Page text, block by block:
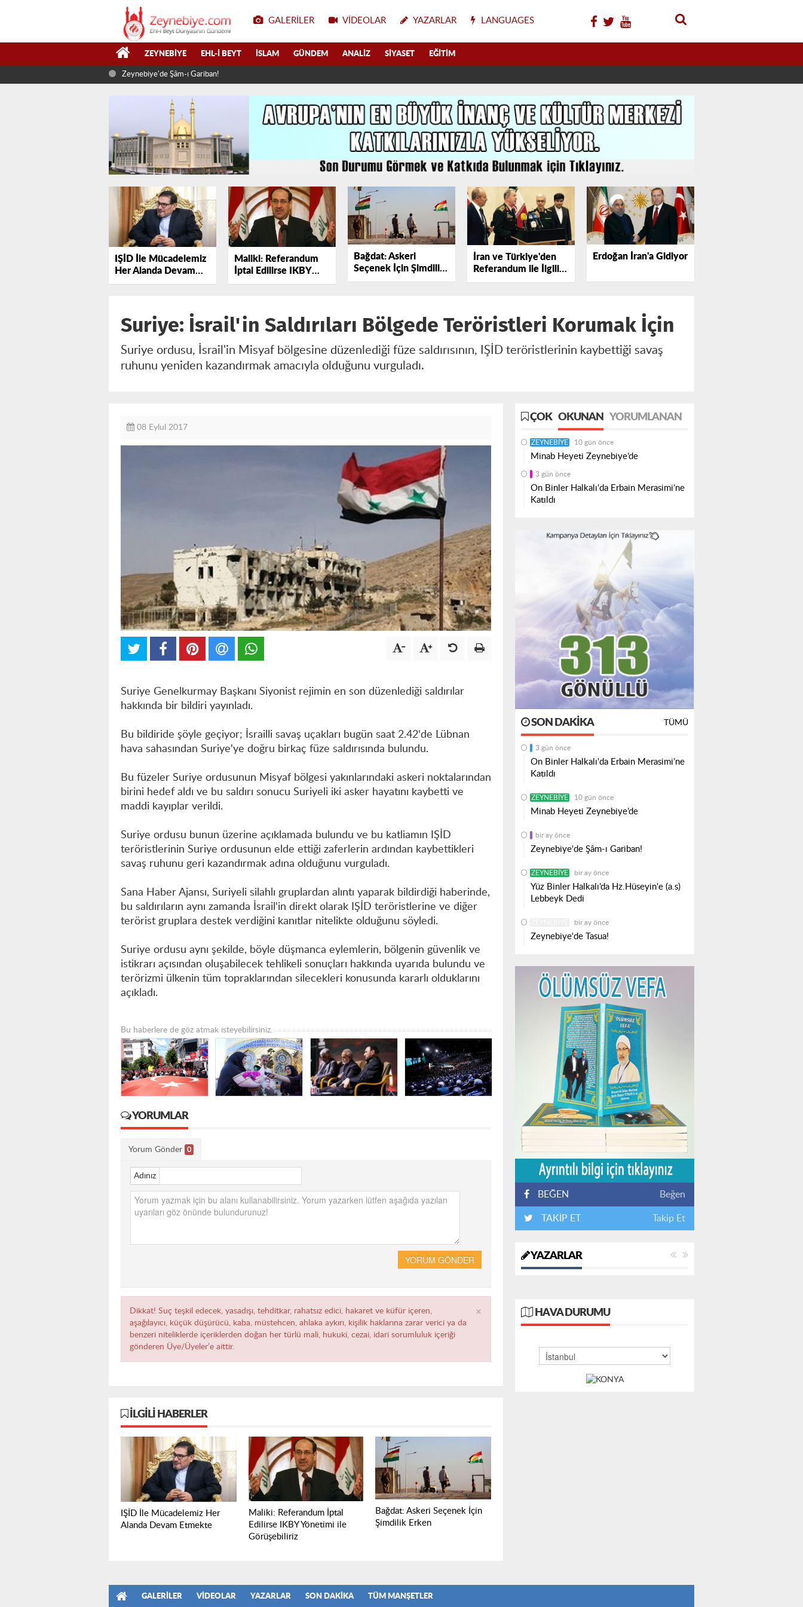
GALERILER VIDEOLAR YAZARLAR LANGUAGES
ZEYNEBIYE EHL-I BEYT İSLAM GÜNDEM ANALIZ SIYASET EĞITIM
Zeynebiye'de Şâm-ı Gariban!
IŞİD İle Mücadelemiz
Her Alanda Devam
Etmekte
Maliki: Referandum
İptal Edilirse IKBY
Yönetimi ile
Bağdat: Askeri
Seçenek İçin Şimdilik
Erken
İran ve Türkiye'den
Referandum ile İlgili
Ortak Açıklama
Erdoğan İran'a Gidiyor
Suriye: İsrail'in Saldırıları Bölgede Teröristleri Korumak İçin
Suriye ordusu, İsrail'in Misyaf bölgesine düzenlediği füze saldırısının, IŞİD teröristlerinin kaybettiği savaş
ruhunu yeniden kazandırmak amacıyla olduğunu vurguladı.
08 Eylul 2017
Suriye Genelkurmay Başkanı Siyonist rejimin en son düzenlediği saldırılar
hakkında bir bildiri yayınladı.
Bu bildiride şöyle geçiyor; İsrailli savaş uçakları bugün saat 2.42'de Lübnan
hava sahasından Suriye'ye doğru birkaç füze saldırısında bulundu.
Bu füzeler Suriye ordusunun Misyaf bölgesi yakınlarındaki askeri noktalarından
birini hedef aldı ve bu saldırı sonucu Suriyeli iki asker hayatını kaybetti ve
maddi kayıplar verildi.
Suriye ordusu bunun üzerine açıklamada bulundu ve bu katliamın IŞİD
teröristlerinin Suriye ordusunun elde ettiği zaferlerin ardından kaybettikleri
savaş ruhunu geri kazandırmak adına olduğunu vurguladı.
Sana Haber Ajansı, Suriyeli silahlı gruplardan alıntı yaparak bildirdiği haberinde,
bu saldırıların aynı zamanda İsrail'in direkt olarak IŞİD teröristlerine ve diğer
terörist gruplara destek verdiğini kanıtlar nitelikte olduğunu söyledi.
Suriye ordusu aynı şekilde, böyle düşmanca eylemlerin, bölgenin güvenlik ve
istikrarı açısından oluşabilecek tehlikeli sonuçları hakkında uyarıda bulundu ve
terörizmi ülkenin tüm topraklarından silecekleri konusunda kararlı olduklarını
açıkladı.
Bu haberlere de göz atmak isteyebilirsiniz.
YORUMLAR
Yorum Gönder 0
Adınız
YORUM GÖNDER
×
Dikkat! Suç teşkil edecek, yasadışı, tehditkar, rahatsız edici, hakaret ve küfür içeren,
aşağılayıcı, küçük düşürücü, kaba, müstehcen, ahlaka aykırı, kişilik haklarına zarar verici ya da
benzeri niteliklerde içeriklerden doğan her türlü mali, hukuki, cezai, idari sorumluluk içeriği
gönderen Üye/Üyeler’e aittir.
İLGILI HABERLER
IŞİD İle Mücadelemiz Her
Alanda Devam Etmekte
Maliki: Referandum İptal
Edilirse IKBY Yönetimi ile
Görüşebiliriz
Bağdat: Askeri Seçenek İçin
Şimdilik Erken
ÇOK OKUNAN YORUMLANAN
ZEYNEBIYE 10 gün önce
Minab Heyeti Zeynebiye’de
3 gün önce
On Binler Halkalı'da Erbain Merasimi’ne
Katıldı
SON DAKIKA TÜMÜ
3 gün önce
On Binler Halkalı'da Erbain Merasimi’ne
Katıldı
ZEYNEBIYE 10 gün önce
Minab Heyeti Zeynebiye’de
bir ay önce
Zeynebiye'de Şâm-ı Gariban!
ZEYNEBIYE bir ay önce
Yüz Binler Halkalı’da Hz.Hüseyin'e (a.s)
Lebbeyk Dedi
bir ay önce
Zeynebiye'de Tasua!
BEĞEN Beğen
TAKİP ET Takip Et
YAZARLAR
HAVA DURUMU
GALERILER VIDEOLAR YAZARLAR SON DAKIKA TÜM MANŞETLER